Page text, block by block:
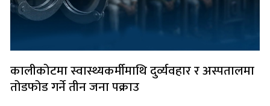
कालीकोटमा स्वास्थ्यकर्मीमाथि दुर्व्यवहार र अस्पतालमा
तोडफोड गर्ने तीन जना पक्राउ